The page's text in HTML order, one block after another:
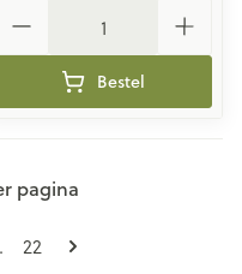
Bestel
pagina
Pagina
22
pagina